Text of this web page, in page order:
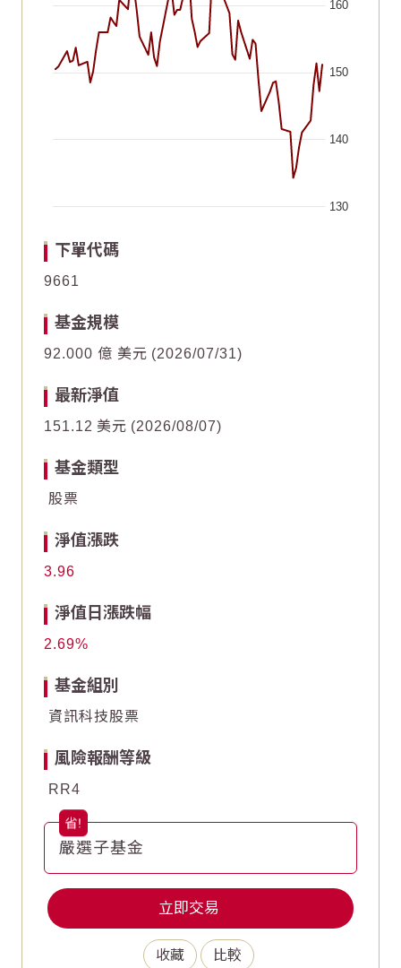
130
140
150
160
Line chart with 64 data points.
The chart has 1 Y axis displaying values. Data ranges
2026/05/062026/05/21
Line chart with 64 data points.
The chart has 1 Y axis displaying values. Data ranges
2026/05/062026/05/21
下單代碼
9661
基金規模
92.000 億 美元 2026/07/31
最新淨值
151.12 美元 2026/08/07
基金類型
股票
淨值漲跌
3.96
淨值日漲跌幅
2.69
基金組別
資訊科技股票
風險報酬等級
RR4
嚴選子基金
收藏 比較
立即交易